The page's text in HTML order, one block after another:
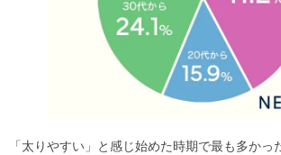
「太りやすい」と感じ始めた時期で最も多かっ